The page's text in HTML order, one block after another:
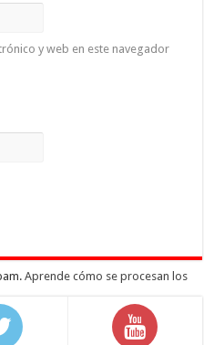
y web en este navegador
Aprende cómo se procesan los